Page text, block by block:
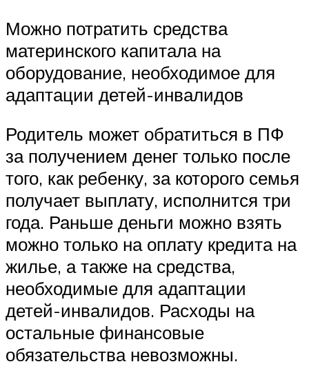
Можно потратить средства
материнского капитала на
оборудование, необходимое для
адаптации детей-инвалидов
Родитель может обратиться в ПФ
за получением денег только после
того, как ребенку, за которого семья
получает выплату, исполнится три
года. Раньше деньги можно взять
можно только на оплату кредита на
жилье, а также на средства,
необходимые для адаптации
детей-инвалидов. Расходы на
остальные финансовые
обязательства невозможны.